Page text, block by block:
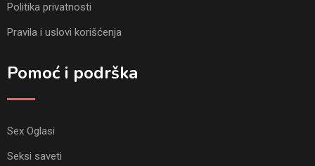
Politika privatnosti
Pravila i uslovi korišćenja
Pomoć i podrška
Sex Oglasi
Seksi saveti